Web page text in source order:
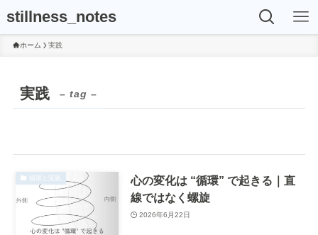
stillness_notes
ホーム 実践
実践 – tag –
心の変化は “循環” で起きる｜直
線ではなく螺旋
2026年6月22日